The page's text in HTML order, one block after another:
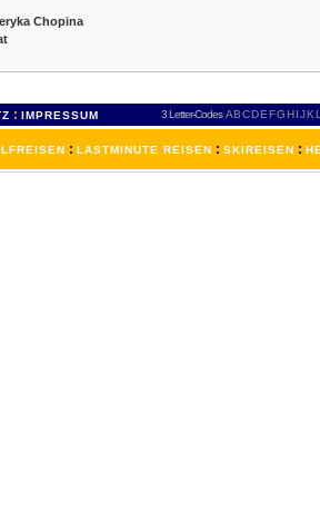
Chopina
: IMPRESSUM 3 Letter-Codes ABCDEFGH IJKL
: LASTMINUTE REISEN : SKIREISEN :